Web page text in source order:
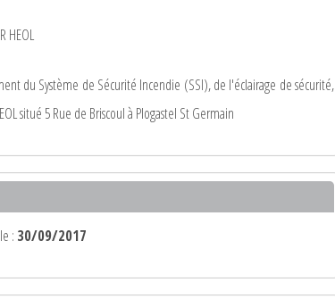
HEOL
du Système de Sécurité Incendie (SSI), de l'éclairage de sécurité,
situé 5 Rue de Briscoul à Plogastel St Germain
: 30/09/2017